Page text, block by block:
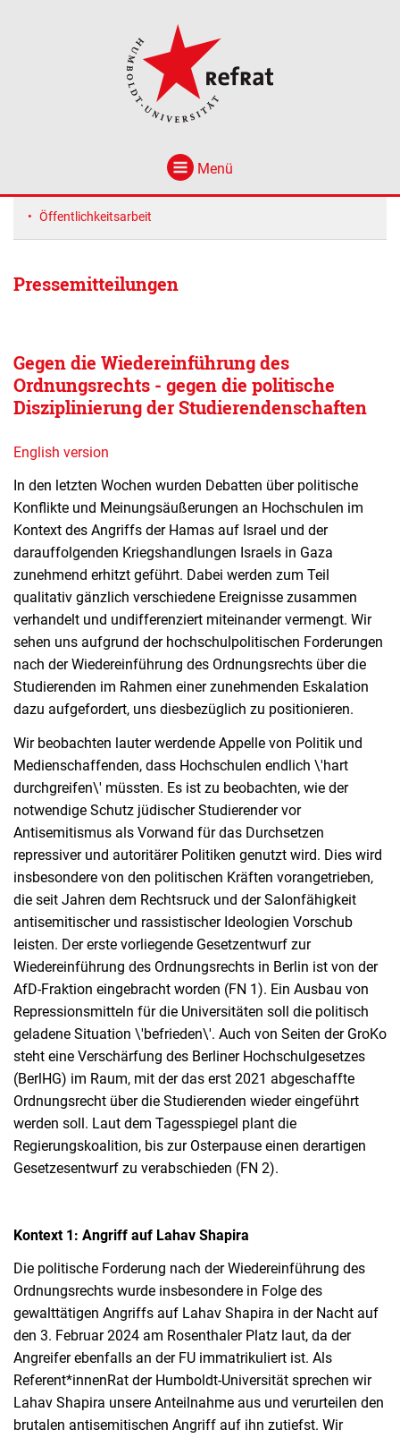
Menü
Öffentlichkeitsarbeit
Pressemitteilungen
Gegen die Wiedereinführung des
Ordnungsrechts - gegen die politische
Disziplinierung der Studierendenschaften
English version
In den letzten Wochen wurden Debatten über politische
Konflikte und Meinungsäußerungen an Hochschulen im
Kontext des Angriffs der Hamas auf Israel und der
darauffolgenden Kriegshandlungen Israels in Gaza
zunehmend erhitzt geführt. Dabei werden zum Teil
qualitativ gänzlich verschiedene Ereignisse zusammen
verhandelt und undifferenziert miteinander vermengt. Wir
sehen uns aufgrund der hochschulpolitischen Forderungen
nach der Wiedereinführung des Ordnungsrechts über die
Studierenden im Rahmen einer zunehmenden Eskalation
dazu aufgefordert, uns diesbezüglich zu positionieren.
Wir beobachten lauter werdende Appelle von Politik und
Medienschaffenden, dass Hochschulen endlich \'hart
durchgreifen\' müssten. Es ist zu beobachten, wie der
notwendige Schutz jüdischer Studierender vor
Antisemitismus als Vorwand für das Durchsetzen
repressiver und autoritärer Politiken genutzt wird. Dies wird
insbesondere von den politischen Kräften vorangetrieben,
die seit Jahren dem Rechtsruck und der Salonfähigkeit
antisemitischer und rassistischer Ideologien Vorschub
leisten. Der erste vorliegende Gesetzentwurf zur
Wiedereinführung des Ordnungsrechts in Berlin ist von der
AfD-Fraktion eingebracht worden (FN 1). Ein Ausbau von
Repressionsmitteln für die Universitäten soll die politisch
geladene Situation \'befrieden\'. Auch von Seiten der GroKo
steht eine Verschärfung des Berliner Hochschulgesetzes
(BerlHG) im Raum, mit der das erst 2021 abgeschaffte
Ordnungsrecht über die Studierenden wieder eingeführt
werden soll. Laut dem Tagesspiegel plant die
Regierungskoalition, bis zur Osterpause einen derartigen
Gesetzesentwurf zu verabschieden (FN 2).
Kontext 1: Angriff auf Lahav Shapira
Die politische Forderung nach der Wiedereinführung des
Ordnungsrechts wurde insbesondere in Folge des
gewalttätigen Angriffs auf Lahav Shapira in der Nacht auf
den 3. Februar 2024 am Rosenthaler Platz laut, da der
Angreifer ebenfalls an der FU immatrikuliert ist. Als
Referent*innenRat der Humboldt-Universität sprechen wir
Lahav Shapira unsere Anteilnahme aus und verurteilen den
brutalen antisemitischen Angriff auf ihn zutiefst. Wir